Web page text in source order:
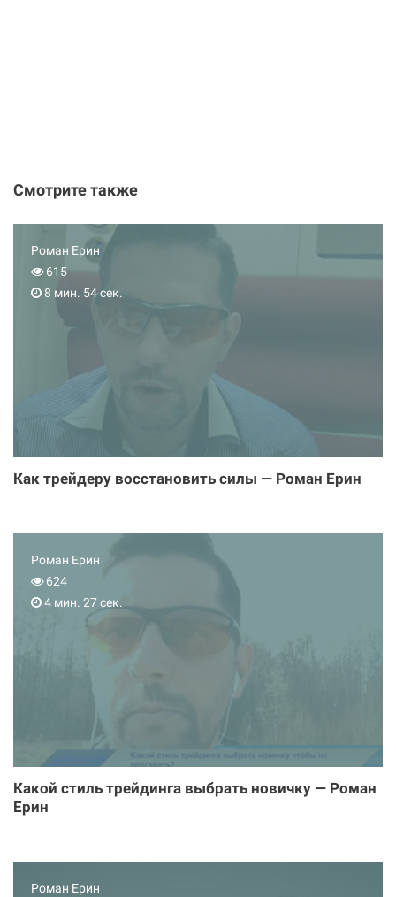
Смотрите также
Роман Ерин
615
8 мин. 54 сек.
Как трейдеру восстановить силы — Роман Ерин
Роман Ерин
624
4 мин. 27 сек.
Какой стиль трейдинга выбрать новичку — Роман
Ерин
Роман Ерин